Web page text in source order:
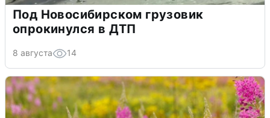
Под Новосибирском грузовик
опрокинулся в ДТП
8 августа 14